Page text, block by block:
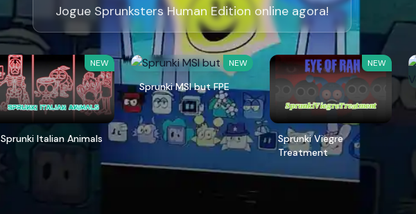
Jogue Sprunksters Human Edition online agora!
NEW
Sprunki Italian Animals
NEW
Sprunki MSI but FPE
NEW
Sprunki Viegre
Treatment